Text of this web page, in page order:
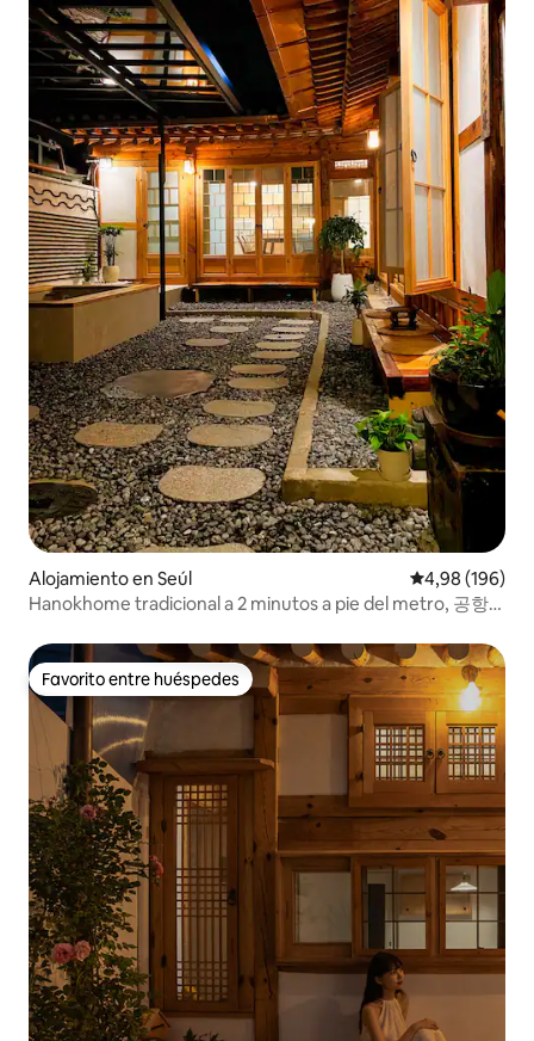
Alojamiento en Seúl Calificación
4,98 (196)
Hanokhome tradicional a 2 minutos a pie del metro, 공항
Favorito entre huéspedes
Favorito entre huéspedes